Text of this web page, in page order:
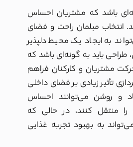
باشد که مشتریان احساس
انتخاب مبلمان راحت و فضای
به ایجاد یک محیط دلپذیر
باید به گونه‌ای باشد که
مشتریان و کارکنان فراهم
تأثیر زیادی بر فضای داخلی
و روشن می‌توانند احساس
منتقل کنند، در حالی که
به بهبود تجربه غذایی